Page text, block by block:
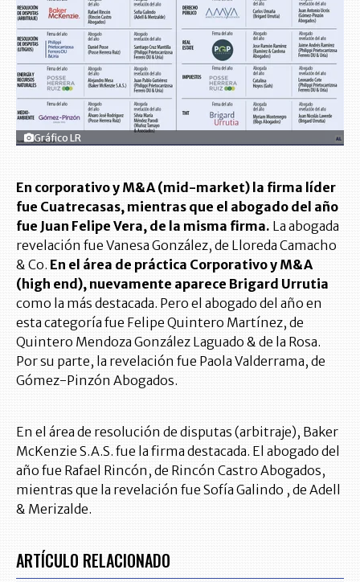
Gráfico LR
En corporativo y M&A (mid-market) la firma líder
fue Cuatrecasas, mientras que el abogado del año
fue Juan Felipe Vera, de la misma firma. La abogada
revelación fue Vanesa González, de Lloreda Camacho
& Co. En el área de práctica Corporativo y M&A
(high end), nuevamente aparece Brigard Urrutia
como la más destacada. Pero el abogado del año en
esta categoría fue Felipe Quintero Martínez, de
Quintero Mendoza González Laguado & de la Rosa.
Por su parte, la revelación fue Paola Valderrama, de
Gómez-Pinzón Abogados.
En el área de resolución de disputas (arbitraje), Baker
McKenzie S.A.S. fue la firma destacada. El abogado del
año fue Rafael Rincón, de Rincón Castro Abogados,
mientras que la revelación fue Sofía Galindo , de Adell
& Merizalde.
ARTÍCULO RELACIONADO